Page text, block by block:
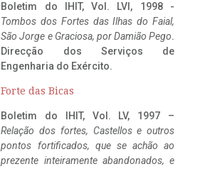
Boletim do IHIT, Vol. LVI, 1998 -
Tombos dos Fortes das Ilhas do Faial,
São Jorge e Graciosa, por Damião Pego.
Direcção dos Serviços de
Engenharia do Exército.
Forte das Bicas
Boletim do IHIT, Vol. LV, 1997 –
Relação dos fortes, Castellos e outros
pontos fortificados, que se achão ao
prezente inteiramente abandonados, e